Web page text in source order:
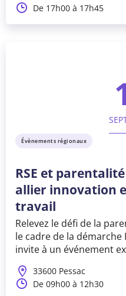
De 17h00 à 17h45
Évènements régionaux
RSE et
allier innovation
travail
Relevez le défi de la
le cadre de la démarche
invite à un événement
33600 Pessac
De 09h00 à 12h30